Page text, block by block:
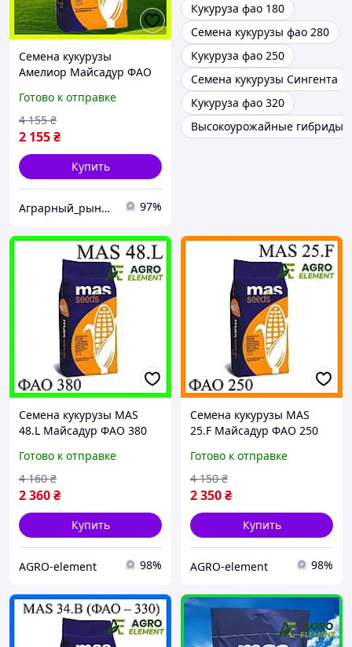
Семена кукурузы
Амелиор Майсадур ФАО
урожайности
Готово к отправке
2 155₴
4 155 ₴
Купить
Аграрный_рынок_удобрений_2025 97%
Кукуруза фао 180
Семена кукурузы фао 280
Кукуруза фао 250
Семена кукурузы Сингента
Кукуруза фао 320
Высокоурожайные гибриды
Семена кукурузы MAS
48.L Майсадур ФАО 380
урожайности
Готово к отправке
2 360₴
4 160 ₴
Купить
AGRO-element 98%
Семена кукурузы MAS
25.F Майсадур ФАО 250
урожайности
Готово к отправке
2 350₴
4 150 ₴
Купить
AGRO-element 98%